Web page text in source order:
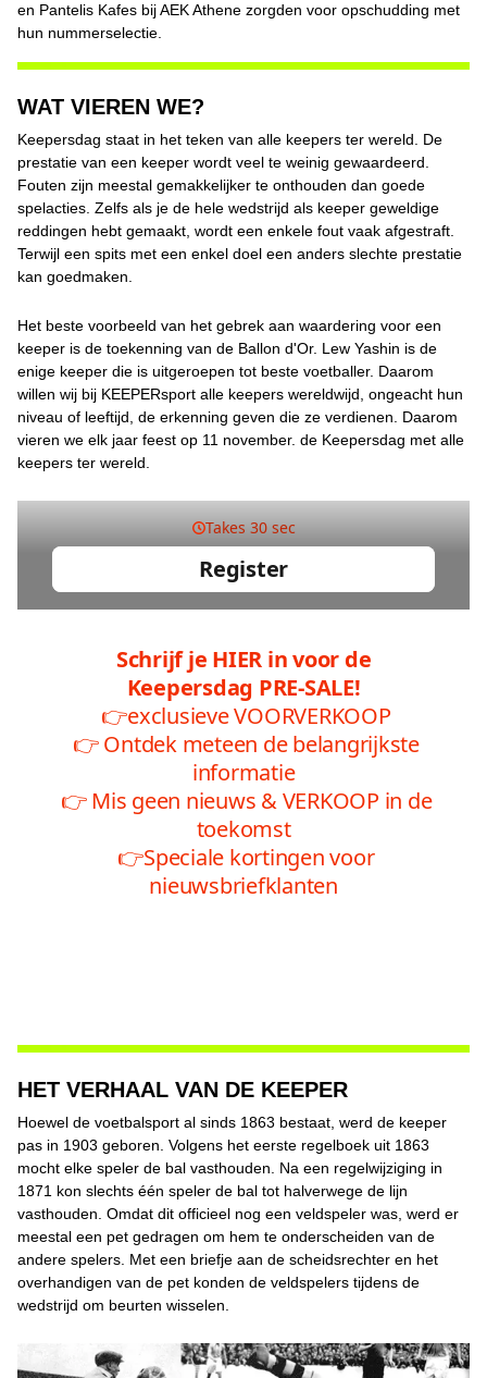
en Pantelis Kafes bij AEK Athene zorgden voor opschudding met
hun nummerselectie.
WAT VIEREN WE?
Keepersdag staat in het teken van alle keepers ter wereld. De
prestatie van een keeper wordt veel te weinig gewaardeerd.
Fouten zijn meestal gemakkelijker te onthouden dan goede
spelacties. Zelfs als je de hele wedstrijd als keeper geweldige
reddingen hebt gemaakt, wordt een enkele fout vaak afgestraft.
Terwijl een spits met een enkel doel een anders slechte prestatie
kan goedmaken.
Het beste voorbeeld van het gebrek aan waardering voor een
keeper is de toekenning van de Ballon d'Or. Lew Yashin is de
enige keeper die is uitgeroepen tot beste voetballer. Daarom
willen wij bij KEEPERsport alle keepers wereldwijd, ongeacht hun
niveau of leeftijd, de erkenning geven die ze verdienen. Daarom
vieren we elk jaar feest op 11 november. de Keepersdag met alle
keepers ter wereld.
HET VERHAAL VAN DE KEEPER
Hoewel de voetbalsport al sinds 1863 bestaat, werd de keeper
pas in 1903 geboren. Volgens het eerste regelboek uit 1863
mocht elke speler de bal vasthouden. Na een regelwijziging in
1871 kon slechts één speler de bal tot halverwege de lijn
vasthouden. Omdat dit officieel nog een veldspeler was, werd er
meestal een pet gedragen om hem te onderscheiden van de
andere spelers. Met een briefje aan de scheidsrechter en het
overhandigen van de pet konden de veldspelers tijdens de
wedstrijd om beurten wisselen.